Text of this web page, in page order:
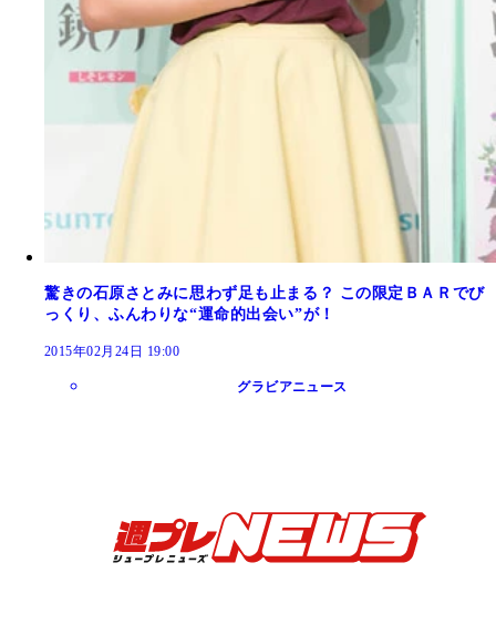
驚きの石原さとみに思わず足も止まる？ この限定ＢＡＲでび
っくり、ふんわりな“運命的出会い”が！
2015年02月24日 19:00
グラビアニュース